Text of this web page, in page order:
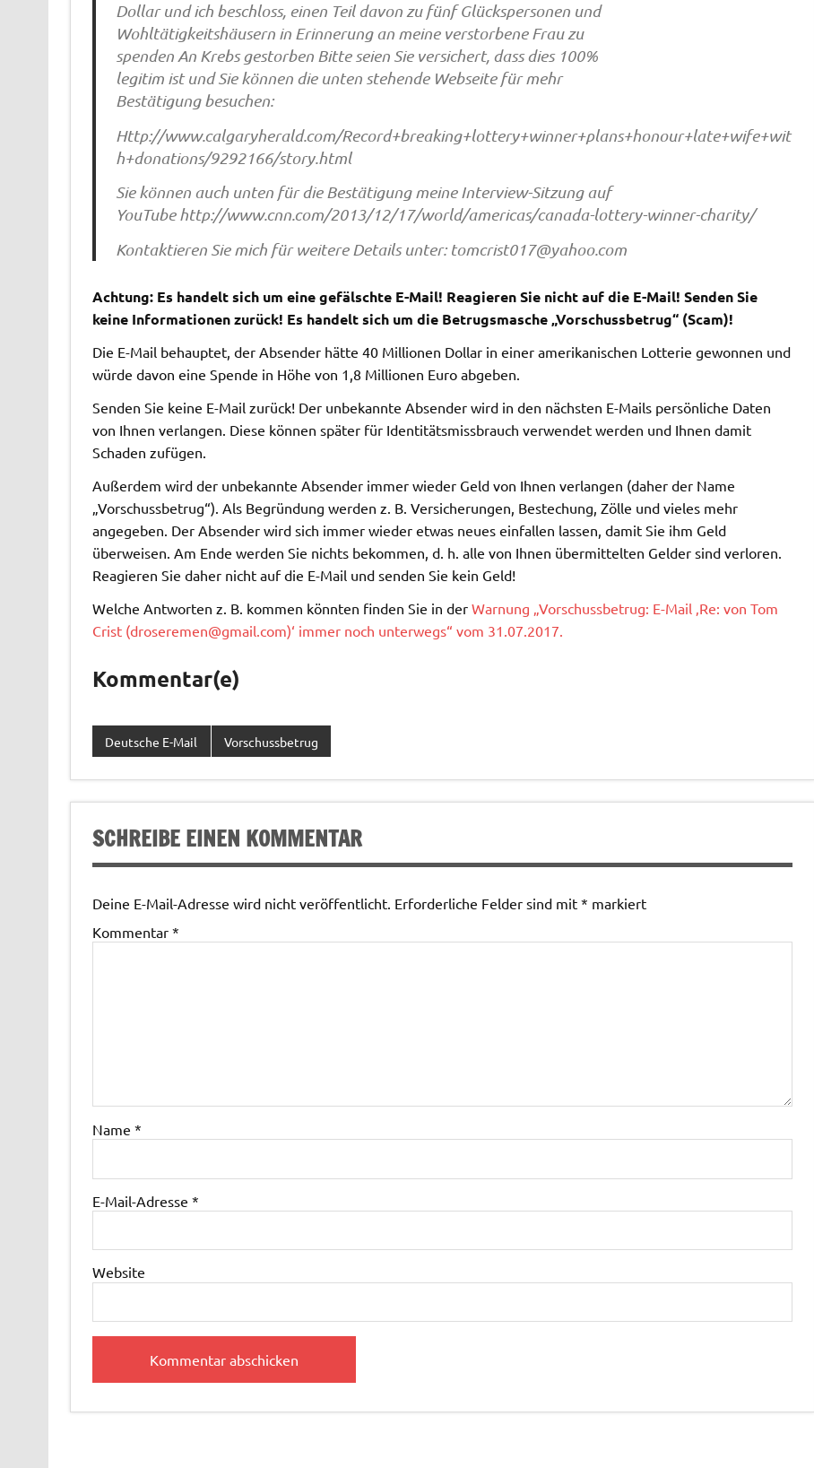
Dollar und ich beschloss, einen Teil davon zu fünf Glückspersonen und
Wohltätigkeitshäusern in Erinnerung an meine verstorbene Frau zu
spenden An Krebs gestorben Bitte seien Sie versichert, dass dies 100%
legitim ist und Sie können die unten stehende Webseite für mehr
Bestätigung besuchen:
Http://www.calgaryherald.com/Record+breaking+lottery+winner+plans+honour+late+wife+wit
h+donations/9292166/story.html
Sie können auch unten für die Bestätigung meine Interview-Sitzung auf
YouTube http://www.cnn.com/2013/12/17/world/americas/canada-lottery-winner-charity/
Kontaktieren Sie mich für weitere Details unter: tomcrist017@yahoo.com
Achtung: Es handelt sich um eine gefälschte E-Mail! Reagieren Sie nicht auf die E-Mail! Senden Sie
keine Informationen zurück! Es handelt sich um die Betrugsmasche „Vorschussbetrug“ (Scam)!
Die E-Mail behauptet, der Absender hätte 40 Millionen Dollar in einer amerikanischen Lotterie gewonnen und
würde davon eine Spende in Höhe von 1,8 Millionen Euro abgeben.
Senden Sie keine E-Mail zurück! Der unbekannte Absender wird in den nächsten E-Mails persönliche Daten
von Ihnen verlangen. Diese können später für Identitätsmissbrauch verwendet werden und Ihnen damit
Schaden zufügen.
Außerdem wird der unbekannte Absender immer wieder Geld von Ihnen verlangen (daher der Name
„Vorschussbetrug“). Als Begründung werden z. B. Versicherungen, Bestechung, Zölle und vieles mehr
angegeben. Der Absender wird sich immer wieder etwas neues einfallen lassen, damit Sie ihm Geld
überweisen. Am Ende werden Sie nichts bekommen, d. h. alle von Ihnen übermittelten Gelder sind verloren.
Reagieren Sie daher nicht auf die E-Mail und senden Sie kein Geld!
Welche Antworten z. B. kommen könnten finden Sie in der Warnung „Vorschussbetrug: E-Mail ‚Re: von Tom
Crist (droseremen@gmail.com)‘ immer noch unterwegs“ vom 31.07.2017.
Kommentar(e)
Deutsche E-Mail Vorschussbetrug
SCHREIBE EINEN KOMMENTAR
Deine E-Mail-Adresse wird nicht veröffentlicht. Erforderliche Felder sind mit * markiert
Kommentar *
Name *
E-Mail-Adresse *
Website